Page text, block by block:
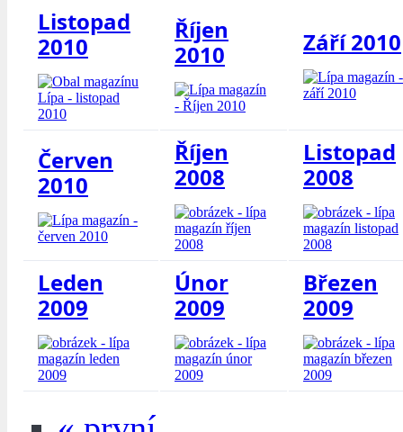
Listopad
2010
Říjen
2010
Září 2010
Červen
2010
Říjen
2008
Listopad
2008
Leden
2009
Únor
2009
Březen
2009